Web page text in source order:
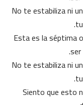
No te estabiliza ni
Esta es la séptima
No te estabiliza ni
Siento que esto